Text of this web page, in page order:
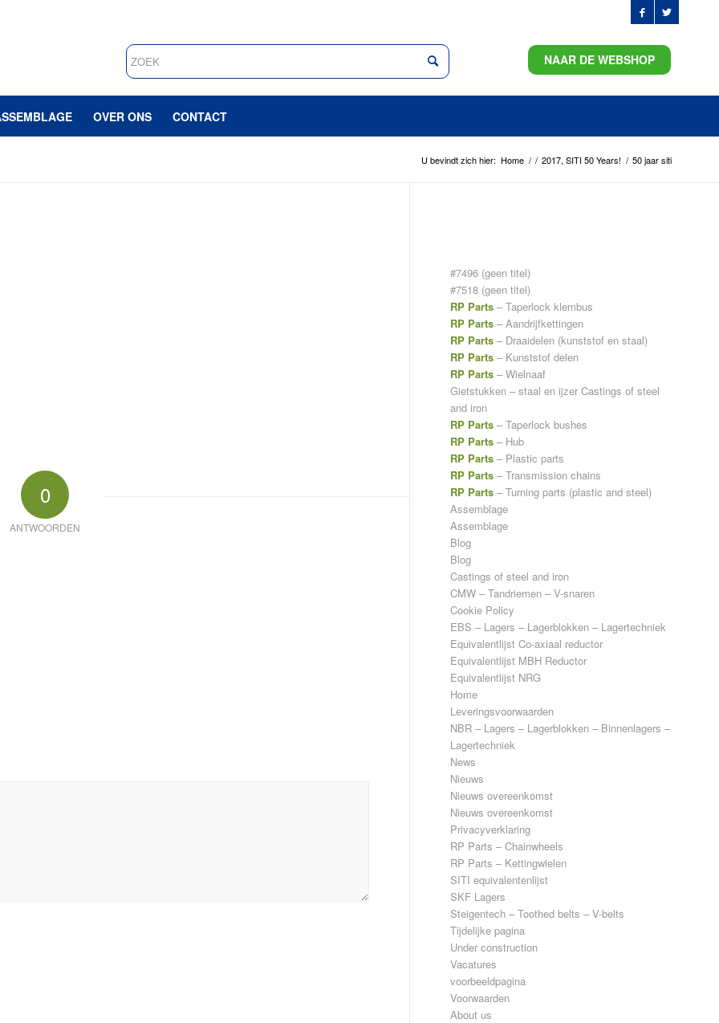
NAAR DE WEBSHOP
OVER ONS CONTACT
U bevindt zich hier: Home / / 2017, SITI 50 Years! / 50 jaar siti
0
ANTWOORDEN
#7496 (geen titel)
#7518 (geen titel)
RP Parts– Taperlock klembus
RP Parts – Aandrijfkettingen
RP Parts – Draaidelen (kunststof en staal)
RP Parts – Kunststof delen
RP Parts – Wielnaaf
Gietstukken – staal en ijzer Castings of steel
and iron
RP Parts– Taperlock bushes
RP Parts – Hub
RP Parts – Plastic parts
RP Parts – Transmission chains
RP Parts – Turning parts (plastic and steel)
Assemblage
Assemblage
Blog
Blog
Castings of steel and iron
CMW – Tandriemen – V-snaren
Cookie Policy
EBS – Lagers – Lagerblokken – Lagertechniek
Equivalentlijst Co-axiaal reductor
Equivalentlijst MBH Reductor
Equivalentlijst NRG
Home
Leveringsvoorwaarden
NBR – Lagers – Lagerblokken – Binnenlagers –
Lagertechniek
News
Nieuws
Nieuws overeenkomst
Nieuws overeenkomst
Privacyverklaring
RP Parts – Chainwheels
RP Parts – Kettingwielen
SITI equivalentenlijst
SKF Lagers
Steigentech – Toothed belts – V-belts
Tijdelijke pagina
Under construction
Vacatures
voorbeeldpagina
Voorwaarden
About us